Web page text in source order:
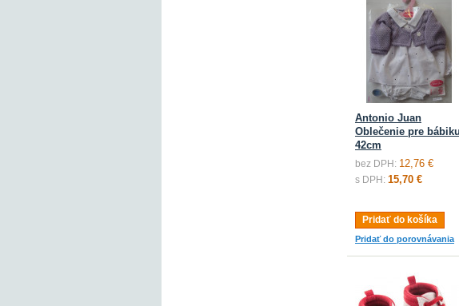
Antonio Juan
Oblečenie pre
42cm
bez DPH: 12,76 €
s DPH: 15,70 €
Pridať do košíka
Pridať do porovnávania